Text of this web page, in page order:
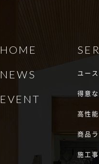
HOME
NEWS
EVENT
ユー
得意
高性
商品
施工